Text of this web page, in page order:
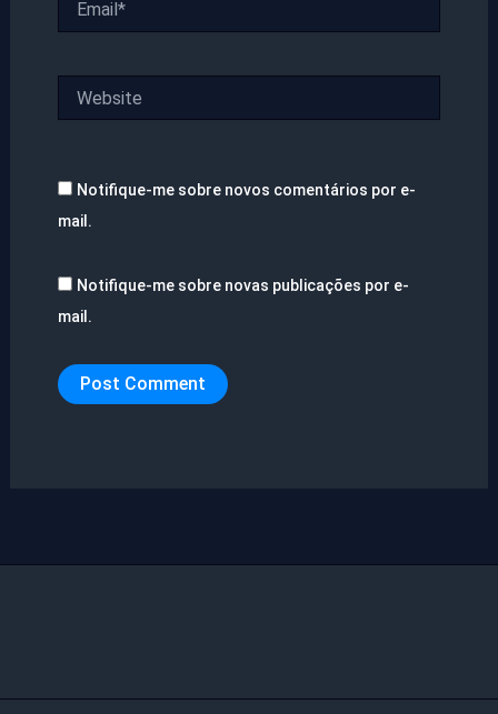
Notifique-me sobre novos comentários por e-
mail.
Notifique-me sobre novas publicações por e-
mail.